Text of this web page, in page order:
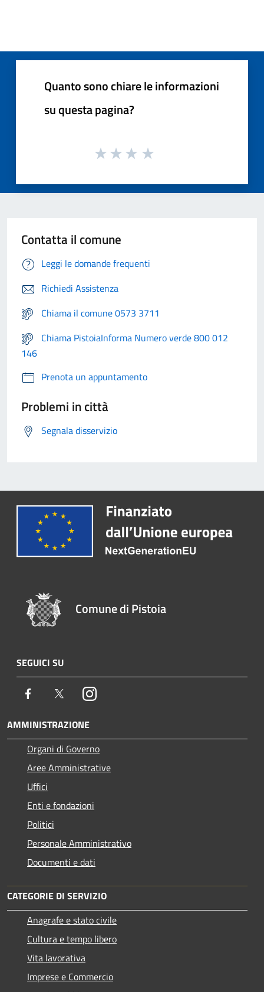
Quanto sono chiare le informazioni
su questa pagina?
Contatta il comune
Leggi le domande frequenti
Richiedi Assistenza
Chiama il comune 0573 3711
Chiama PistoiaInforma Numero verde 800 012
146
Prenota un appuntamento
Problemi in città
Segnala disservizio
Comune di Pistoia
SEGUICI SU
Facebook TwitterInstagram
AMMINISTRAZIONE
Organi di Governo
Aree Amministrative
Uffici
Enti e fondazioni
Politici
Personale Amministrativo
Documenti e dati
CATEGORIE DI SERVIZIO
Anagrafe e stato civile
Cultura e tempo libero
Vita lavorativa
Imprese e Commercio